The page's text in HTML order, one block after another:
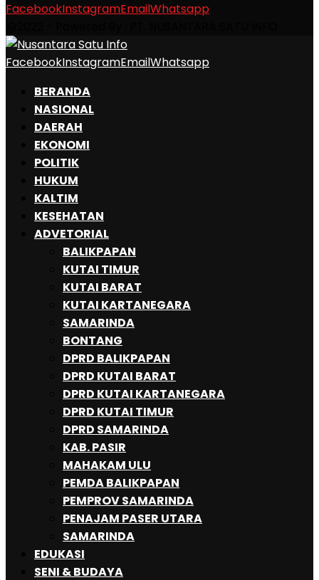
FacebookInstagramEmailWhatsapp
FacebookInstagramEmailWhatsapp
BERANDA
NASIONAL
DAERAH
EKONOMI
POLITIK
HUKUM
KALTIM
KESEHATAN
ADVETORIAL
BALIKPAPAN
KUTAI TIMUR
KUTAI BARAT
KUTAI KARTANEGARA
SAMARINDA
BONTANG
DPRD BALIKPAPAN
DPRD KUTAI BARAT
DPRD KUTAI KARTANEGARA
DPRD KUTAI TIMUR
DPRD SAMARINDA
KAB. PASIR
MAHAKAM ULU
PEMDA BALIKPAPAN
PEMPROV SAMARINDA
PENAJAM PASER UTARA
SAMARINDA
EDUKASI
SENI & BUDAYA